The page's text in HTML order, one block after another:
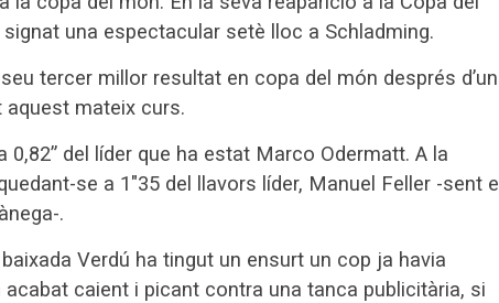
signat una espectacular setè lloc a Schladming.
tercer millor resultat en copa del món després d’un
mateix curs.
0,82” del líder que ha estat Marco Odermatt. A la
se a 1″35 del llavors líder, Manuel Feller -sent el
.
Verdú ha tingut un ensurt un cop ja havia
caient i picant contra una tanca publicitària, si